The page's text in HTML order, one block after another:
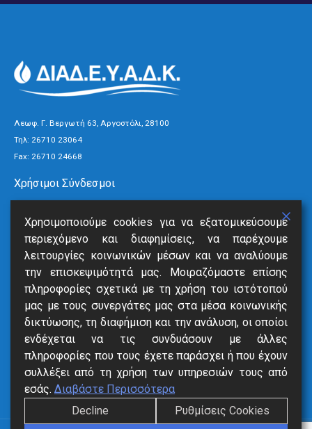
Λεωφ. Γ. Βεργωτή 63, Αργοστόλι, 28100
Τηλ: 26710 23064
Fax: 26710 24668
Χρήσιμοι Σύνδεσμοι
Ανακοινώσεις
Νέα
Επικοινωνία
Υπηρεσίες
SmartVille
Online Eξόφληση
Δήλωση Βλάβης
Αιτήσεις
Χρησιμοποιούμε cookies για να εξατομικεύσουμε
περιεχόμενο και διαφημίσεις, να παρέχουμε
λειτουργίες κοινωνικών μέσων και να αναλύουμε
την επισκεψιμότητά μας. Μοιραζόμαστε επίσης
πληροφορίες σχετικά με τη χρήση του ιστότοπού
μας με τους συνεργάτες μας στα μέσα κοινωνικής
δικτύωσης, τη διαφήμιση και την ανάλυση, οι οποίοι
ενδέχεται να τις συνδυάσουν με άλλες
πληροφορίες που τους έχετε παράσχει ή που έχουν
συλλέξει από τη χρήση των υπηρεσιών τους από
εσάς. Διαβάστε Περισσότερα
Decline
Ρυθμίσεις Cookies